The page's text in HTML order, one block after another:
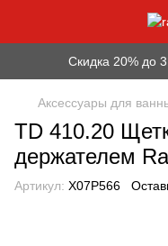
Скидка 20% до
Аксессуары для
TD 410.20
держателем
Артикул: X07P566